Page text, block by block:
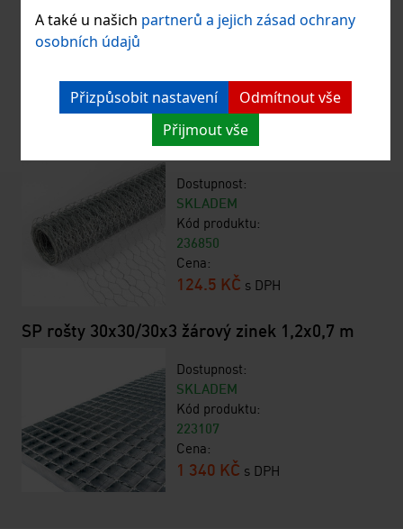
A také u našich partnerů a jejich zásad ochrany
osobních údajů
Přizpůsobit nastavení
Odmítnout vše
Přijmout vše
SKLADEM
559 KČ s DPH
Šestihranné pletivo/Zn/16/1m/5 m
Dostupnost:
SKLADEM
Kód produktu:
236850
Cena:
124.5 KČ s DPH
SP rošty 30x30/30x3 žárový zinek 1,2x0,7 m
Dostupnost:
SKLADEM
Kód produktu:
223107
Cena:
1 340 KČ s DPH